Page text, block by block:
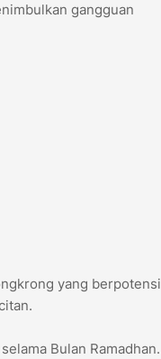
gangguan
yang berpotensi
Bulan